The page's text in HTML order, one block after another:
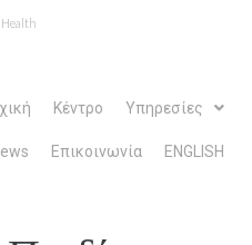
Κέντρο Υπηρεσίες
Επικοινωνία ENGLISH